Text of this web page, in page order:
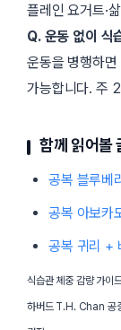
플레인 요거트·
Q. 운동 없이 식
운동을 병행하
가능합니다. 주
함께 읽어볼
공복 블루베
공복 아보카
공복 귀리 +
식습관 체중 감량 가이
하버드 T.H. Chan 공